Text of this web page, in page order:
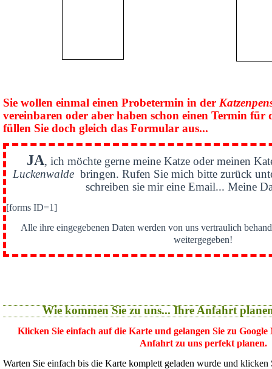
Sie wollen einmal einen Probetermin in der
vereinbaren oder aber haben schon einen Termin für
füllen Sie doch gleich das Formular aus...
JA, ich möchte gerne meine Katze oder meinen
Luckenwaldebringen. Rufen Sie mich bitte zurück
schreiben sie mir eine Email... Meine
[forms ID=1]
Alle ihre eingegebenen Daten werden von uns vertraulich
weitergegeben!
Wie kommen Sie zu uns... Ihre Anfahrt
Klicken Sie einfach auf die Karte und gelangen Sie zu
Anfahrt zu uns perfekt planen.
Warten Sie einfach bis die Karte komplett geladen wurde und